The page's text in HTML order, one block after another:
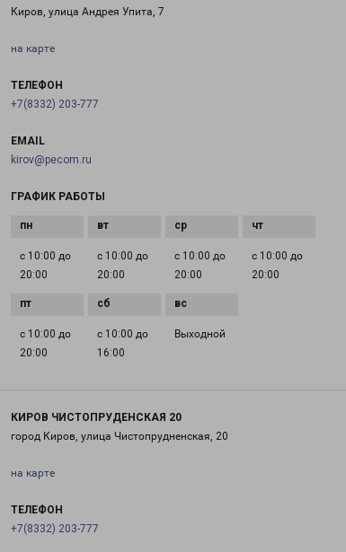
Киров, улица Андрея Упита, 7
на карте
ТЕЛЕФОН
+7(8332) 203-777
EMAIL
kirov@pecom.ru
ГРАФИК РАБОТЫ
с 10:00 до
20:00
с 10:00 до
20:00
с 10:00 до
20:00
с 10:00 до
20:00
с 10:00 до
20:00
с 10:00 до
16:00
Выходной
КИРОВ ЧИСТОПРУДЕНСКАЯ 20
город Киров, улица Чистопрудненская, 20
на карте
ТЕЛЕФОН
+7(8332) 203-777